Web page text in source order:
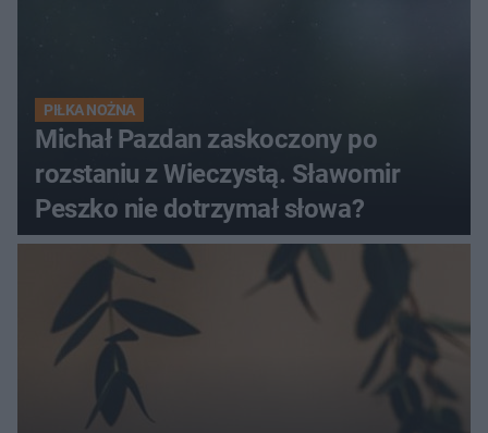
PIŁKA NOŻNA
Michał Pazdan zaskoczony po
rozstaniu z Wieczystą. Sławomir
Peszko nie dotrzymał słowa?